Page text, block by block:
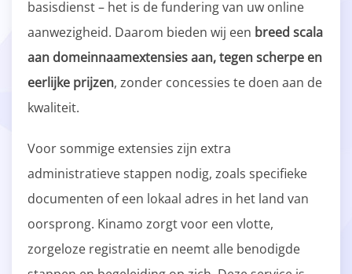
basisdienst – het is de fundering van uw online
aanwezigheid. Daarom bieden wij een breed scala
aan domeinnaamextensies aan, tegen scherpe en
eerlijke prijzen, zonder concessies te doen aan de
kwaliteit.
Voor sommige extensies zijn extra
administratieve stappen nodig, zoals specifieke
documenten of een lokaal adres in het land van
oorsprong. Kinamo zorgt voor een vlotte,
zorgeloze registratie en neemt alle benodigde